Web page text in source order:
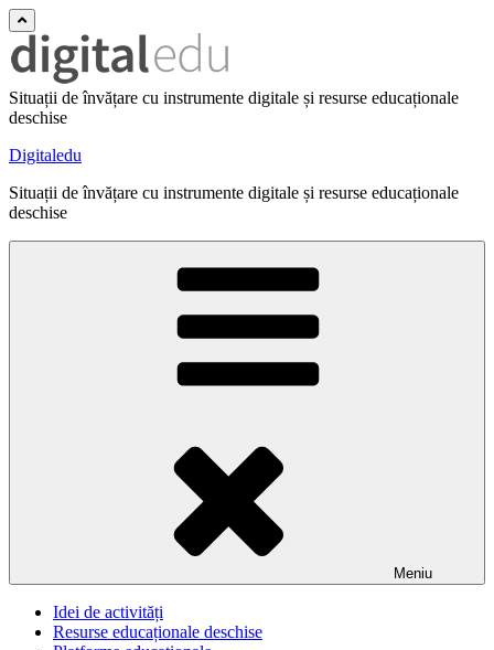
Situații de învățare cu instrumente digitale și resurse educaționale
deschise
Digitaledu
Situații de învățare cu instrumente digitale și resurse educaționale
deschise
Meniu
Idei de activități
Resurse educaționale deschise